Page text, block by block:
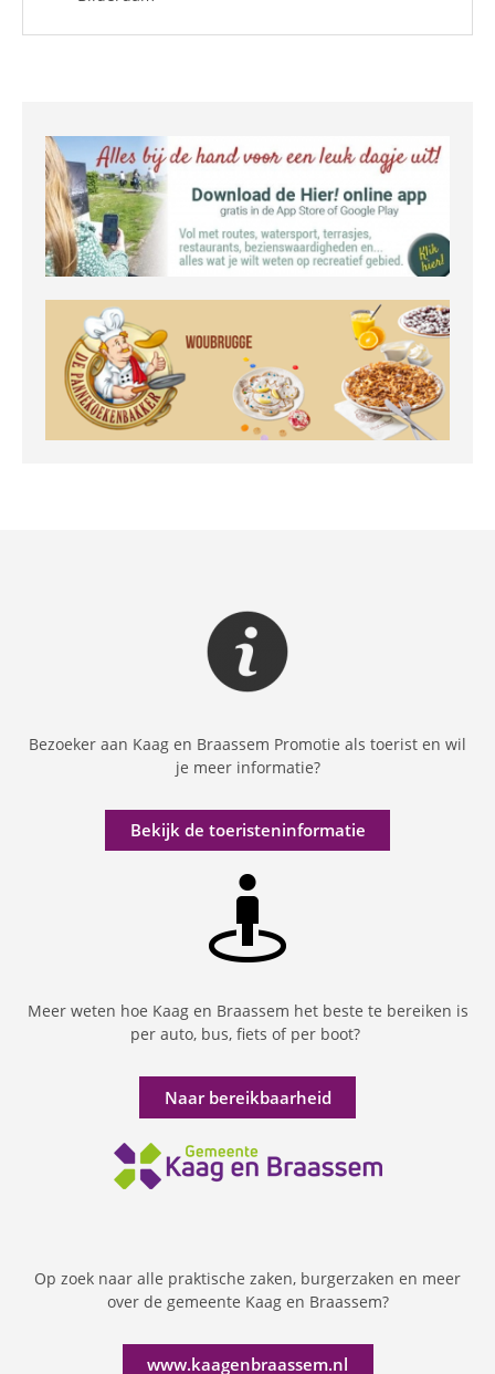
Bezoeker aan Kaag en Braassem Promotie als toerist en wil
je meer informatie?
Bekijk de toeristeninformatie
Meer weten hoe Kaag en Braassem het beste te bereiken is
per auto, bus, fiets of per boot?
Naar bereikbaarheid
Op zoek naar alle praktische zaken, burgerzaken en meer
over de gemeente Kaag en Braassem?
www.kaagenbraassem.nl